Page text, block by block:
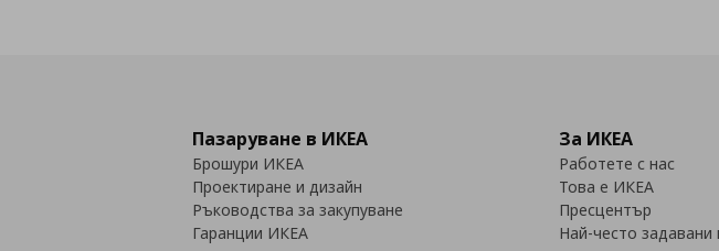
Пазаруване в ИКЕА
Брошури ИКЕА
Проектиране и дизайн
Ръководства за закупуване
Гаранции ИКЕА
За ИКЕА
Работете с нас
Това е ИКЕА
Пресцентър
Най-често задавани